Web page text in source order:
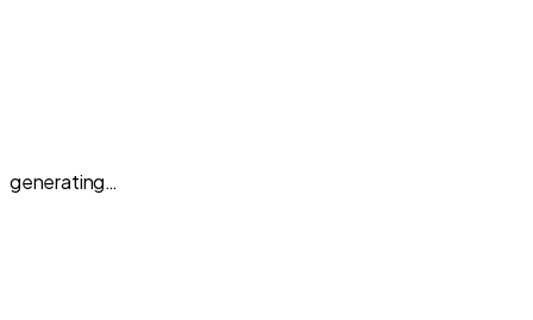
generating…